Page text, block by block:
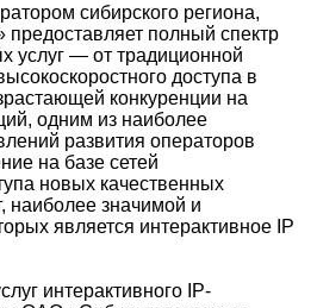
сибирского региона,
полный спектр
услуг — от традиционной
доступа в
конкуренции на
одним из наиболее
развития операторов
на базе сетей
новых качественных
наиболее значимой и
является интерактивное IP
интерактивного IP-